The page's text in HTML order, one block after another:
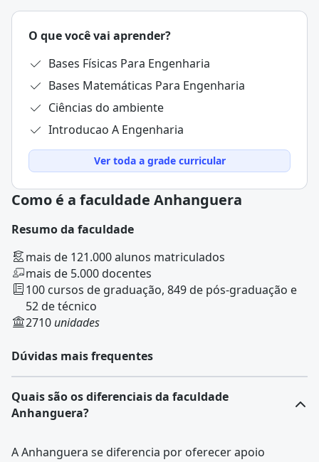
O que você vai aprender?
Bases Físicas Para Engenharia
Bases Matemáticas Para Engenharia
Ciências do ambiente
Introducao A Engenharia
Ver toda a grade curricular
Como é a faculdade Anhanguera
Resumo da faculdade
mais de 121.000 alunos matriculados
mais de 5.000 docentes
100 cursos de graduação, 849 de pós-graduação e
52 de técnico
2710 unidades
Dúvidas mais frequentes
Quais são os diferenciais da faculdade
Anhanguera?
A Anhanguera se diferencia por oferecer apoio